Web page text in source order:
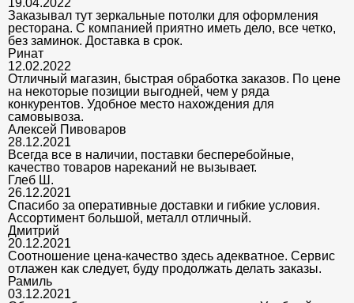
19.04.2022
Заказывал тут зеркальные потолки для оформления
ресторана. С компанией приятно иметь дело, все четко,
без заминок. Доставка в срок.
Ринат
12.02.2022
Отличный магазин, быстрая обработка заказов. По цене
на некоторые позиции выгодней, чем у ряда
конкурентов. Удобное место нахождения для
самовывоза.
Алексей Пивоваров
28.12.2021
Всегда все в наличии, поставки бесперебойные,
качество товаров нареканий не вызывает.
Глеб Ш.
26.12.2021
Спасибо за оперативные доставки и гибкие условия.
Ассортимент большой, металл отличный.
Дмитрий
20.12.2021
Соотношение цена-качество здесь адекватное. Сервис
отлажен как следует, буду продолжать делать заказы.
Рамиль
03.12.2021